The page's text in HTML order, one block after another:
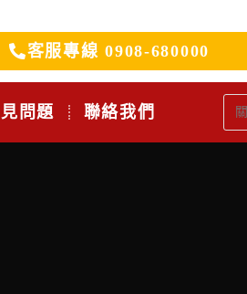
客服專線 0908-680000
問題 聯絡我們